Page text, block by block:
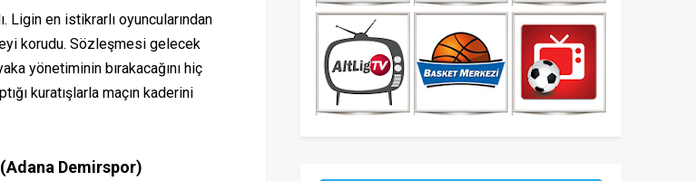
Ligin en istikrarlı oyuncularından
korudu. Sözleşmesi gelecek
yönetiminin bırakacağını hiç
kuratışlarla maçın kaderini
Demirspor)